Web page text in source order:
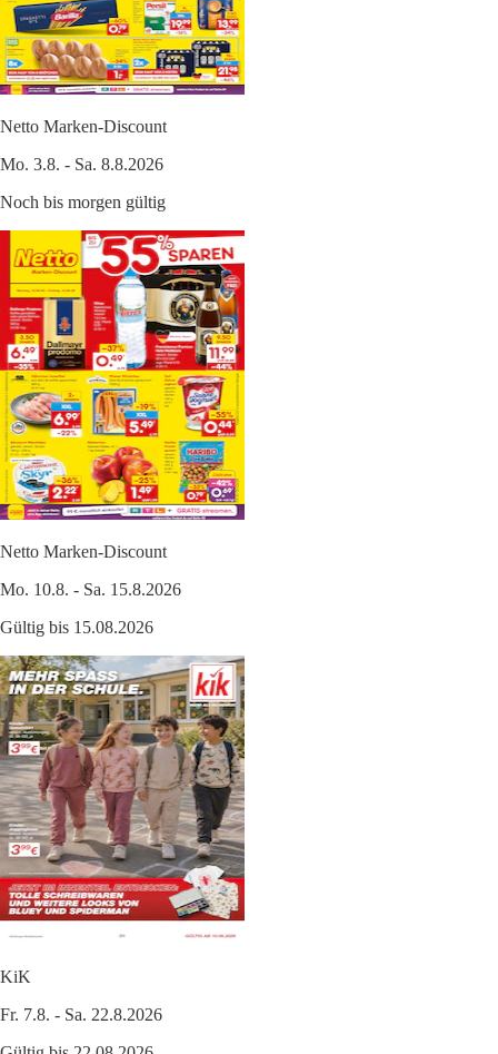
Netto Marken-Discount
Mo. 3.8. - Sa. 8.8.2026
Noch bis morgen gültig
Netto Marken-Discount
Mo. 10.8. - Sa. 15.8.2026
Gültig bis 15.08.2026
KiK
Fr. 7.8. - Sa. 22.8.2026